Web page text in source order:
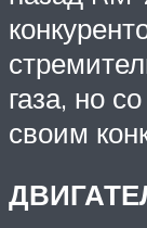
газа, но
своим